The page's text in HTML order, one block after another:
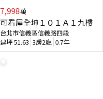
7,998萬
可看屋全坤１０１Ａ１九樓
台北市信義區信義路四段
建坪51.63 3房2廳 0.7年